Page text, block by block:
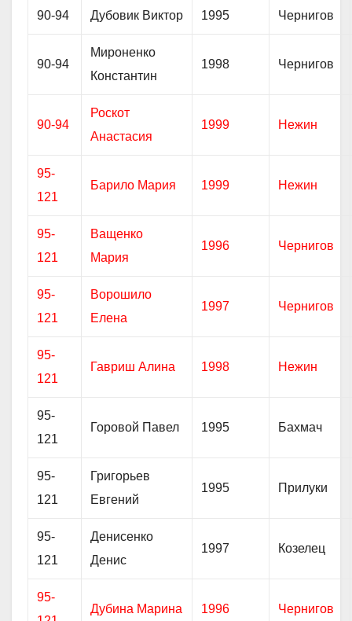
90-94 Дубовик Виктор 1995 Чернигов
90-94
Мироненко
Константин
1998 Чернигов
90-94
Роскот
Анастасия
1999 Нежин
95-
121
Барило Мария 1999 Нежин
95-
121
Ващенко
Мария
1996 Чернигов
95-
121
Ворошило
Елена
1997 Чернигов
95-
121
Гавриш Алина 1998 Нежин
95-
121
Горовой Павел 1995 Бахмач
95-
121
Григорьев
Евгений
1995 Прилуки
95-
121
Денисенко
Денис
1997 Козелец
95-
Дубина Марина 1996 Чернигов